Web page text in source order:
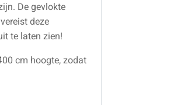
De gevlokte
deze
te laten zien!
cm hoogte, zodat